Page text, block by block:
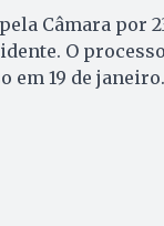
Câmara por
O
em 19 de